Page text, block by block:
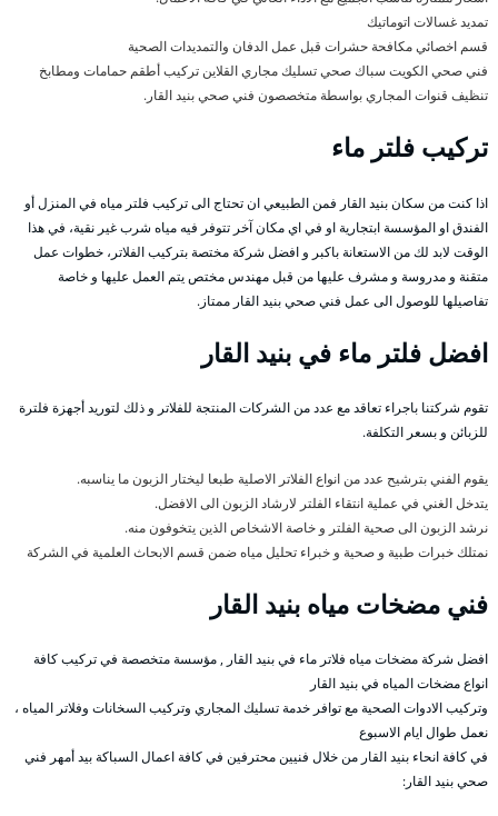
تمديد غسالات اتوماتيك
قسم اخصائي مكافحة حشرات قبل عمل الدفان والتمديدات الصحية
فني صحي الكويت سباك صحي تسليك مجاري القلاين تركيب أطقم حمامات ومطابخ
تنظيف قنوات المجاري بواسطة متخصصون فني صحي بنيد القار.
تركيب فلتر ماء
اذا كنت من سكان بنيد القار فمن الطبيعي ان تحتاج الى تركيب فلتر مياه في المنزل أو
الفندق او المؤسسة ابتجارية او في اي مكان آخر تتوفر فيه مياه شرب غير نقية، في هذا
الوقت لابد لك من الاستعانة باكبر و افضل شركة مختصة بتركيب الفلاتر، خطوات عمل
متقنة و مدروسة و مشرف عليها من قبل مهندس مختص يتم العمل عليها و خاصة
تفاصيلها للوصول الى عمل فني صحي بنيد القار ممتاز.
افضل فلتر ماء في بنيد القار
تقوم شركتنا باجراء تعاقد مع عدد من الشركات المنتجة للفلاتر و ذلك لتوريد أجهزة فلترة
للزبائن و بسعر التكلفة.
يقوم الفني بترشيح عدد من انواع الفلاتر الاصلية طبعا ليختار الزبون ما يناسبه.
يتدخل الغني في عملية انتقاء الفلتر لارشاد الزبون الى الافضل.
نرشد الزبون الى صحية الفلتر و خاصة الاشخاص الذين يتخوفون منه.
نمتلك خبرات طبية و صحية و خبراء تحليل مياه ضمن قسم الابحاث العلمية في الشركة
فني مضخات مياه بنيد القار
افضل شركة مضخات مياه فلاتر ماء في بنيد القار , مؤسسة متخصصة في تركيب كافة
انواع مضخات المياه في بنيد القار
وتركيب الادوات الصحية مع توافر خدمة تسليك المجاري وتركيب السخانات وفلاتر المياه ،
نعمل طوال ايام الاسبوع
في كافة انحاء بنيد القار من خلال فنيين محترفين في كافة اعمال السباكة بيد أمهر فني
صحي بنيد القار: